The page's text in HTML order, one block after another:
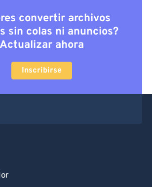
convertir archivos
sin colas ni anuncios?
Actualizar ahora
Inscribirse